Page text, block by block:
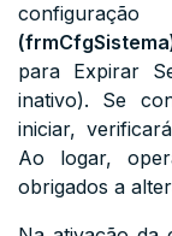
para Expirar
inativo). Se
iniciar,
Ao logar,
obrigados a